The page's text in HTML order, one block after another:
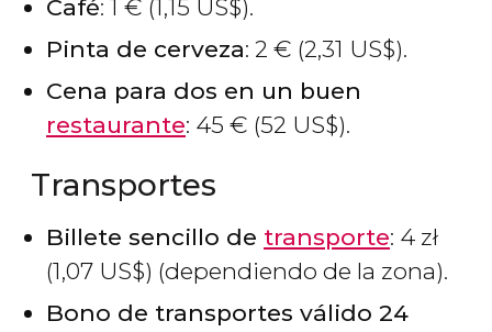
Café: 1 € (1,15 US$).
Pinta de cerveza: 2 € (2,31 US$).
Cena para dos en un buen
restaurante: 45 € (52 US$).
Transportes
Billete sencillo de transporte: 4 zł
(1,07 US$) (dependiendo de la zona).
Bono de transportes válido 24